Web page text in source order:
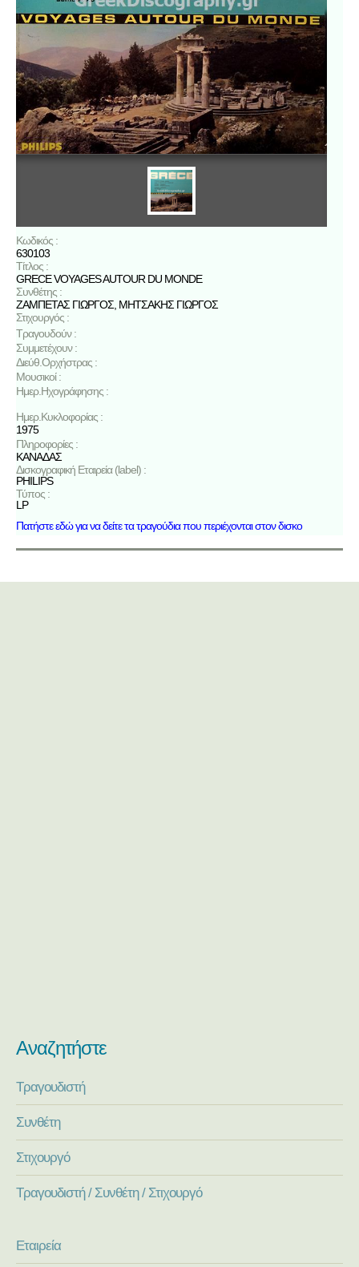
Κωδικός :
630103
Τίτλος :
GRECE VOYAGES AUTOUR DU MONDE
Συνθέτης :
ΖΑΜΠΕΤΑΣ ΓΙΩΡΓΟΣ ΜΗΤΣΑΚΗΣ ΓΙΩΡΓΟΣ
Στιχουργός :
Τραγουδούν :
Συμμετέχουν :
Διεύθ.Ορχήστρας :
Μουσικοί :
Ημερ.Ηχογράφησης :
Ημερ.Κυκλοφορίας :
1975
Πληροφορίες :
ΚΑΝΑΔΑΣ
Δισκογραφική Εταιρεία (label) :
PHILIPS
Τύπος :
LP
Πατήστε εδώ για να δείτε τα τραγούδια που περιέχονται στον δισκο
Αναζητήστε
Τραγουδιστή
Συνθέτη
Στιχουργό
Τραγουδιστή / Συνθέτη / Στιχουργό
Εταιρεία